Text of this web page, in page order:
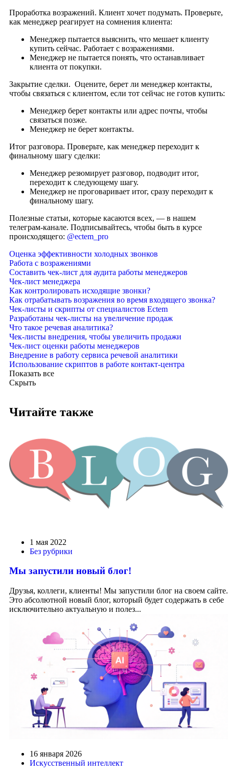
Проработка возражений. Клиент хочет подумать. Проверьте,
как менеджер реагирует на сомнения клиента:
Менеджер пытается выяснить, что мешает клиенту
купить сейчас. Работает с возражениями.
Менеджер не пытается понять, что останавливает
клиента от покупки.
Закрытие сделки. Оцените, берет ли менеджер контакты,
чтобы связаться с клиентом, если тот сейчас не готов купить:
Менеджер берет контакты или адрес почты, чтобы
связаться позже.
Менеджер не берет контакты.
Итог разговора. Проверьте, как менеджер переходит к
финальному шагу сделки:
Менеджер резюмирует разговор, подводит итог,
переходит к следующему шагу.
Менеджер не проговаривает итог, сразу переходит к
финальному шагу.
Полезные статьи, которые касаются всех, — в нашем
телеграм-канале. Подписывайтесь, чтобы быть в курсе
происходящего: @ectem_pro
Оценка эффективности холодных звонков
Работа с возражениями
Составить чек-лист для аудита работы менеджеров
Чек-лист менеджера
Как контролировать исходящие звонки?
Как отрабатывать возражения во время входящего звонка?
Чек-листы и скрипты от специалистов Ectem
Разработаны чек-листы на увеличение продаж
Что такое речевая аналитика?
Чек-листы внедрения, чтобы увеличить продажи
Чек-лист оценки работы менеджеров
Внедрение в работу сервиса речевой аналитики
Использование скриптов в работе контакт-центра
Показать все
Скрыть
Читайте также
1 мая 2022
Без рубрики
Мы запустили новый блог!
Друзья, коллеги, клиенты! Мы запустили блог на своем сайте.
Это абсолютной новый блог, который будет содержать в себе
исключительно актуальную и полез...
16 января 2026
Искусственный интеллект